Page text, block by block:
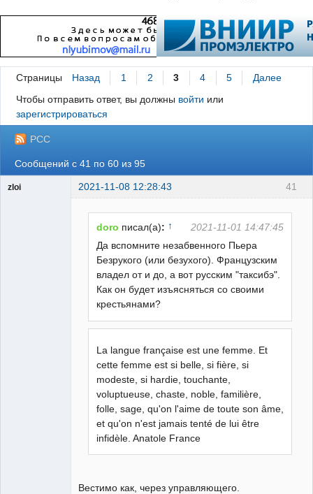
Страницы Назад 1 2 3 4 5
Далее
Чтобы отправить ответ, вы должны войти или
зарегистрироваться
РСС
Сообщений с 41 по 60 из 95
41
zloi 2021-11-08 12:28:43
doro писал(а): ↑
2021-11-01 14:47:45
Да вспомните незабвенного Пьера
Безрукого (или безухого). Французским
владел от и до, а вот русским "таксибэ".
Как он будет изъясняться со своими
крестьянами?
La langue française est une femme. Et
cette femme est si belle, si fière, si
modeste, si hardie, touchante,
voluptueuse, chaste, noble, familière,
folle, sage, qu'on l'aime de toute son âme,
et qu'on n'est jamais tenté de lui être
infidèle. Anatole France
Вестимо как, через управляющего.